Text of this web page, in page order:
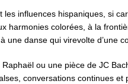
les influences hispaniques, si
harmonies colorées, à la
danse qui virevolte d’une
ou une pièce de JC
conversations continues